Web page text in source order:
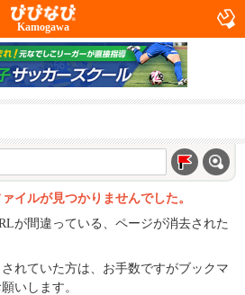
Kamogawa
イルが見つかりませんでした。
が間違っている、ページが消去された
れていた方は、お手数ですがブックマ
いします。